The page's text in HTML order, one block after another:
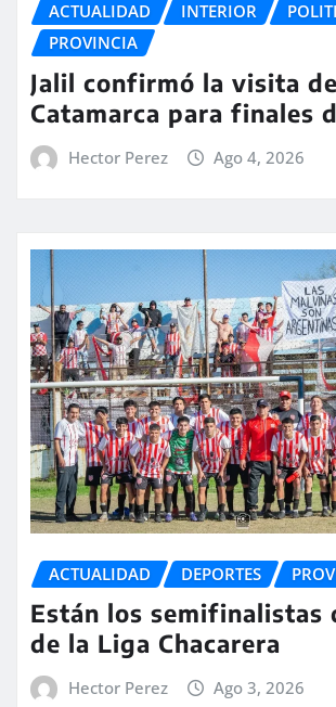
ACTUALIDAD INTERIOR
PROVINCIA
Jalil confirmó la visita
Catamarca para finales
Hector Perez Ago 4, 2026
ACTUALIDAD DEPORTES
Están los semifinalistas
de la Liga Chacarera
Hector Perez Ago 3, 2026